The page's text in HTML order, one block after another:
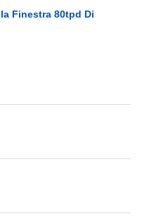
Finestra 80tpd Di